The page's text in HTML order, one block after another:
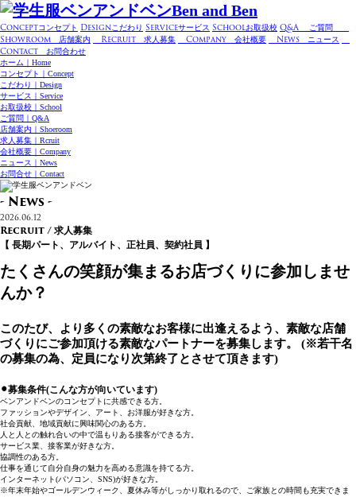
Conceptコンセプト Designこだわり Serviceサービス Schoolお取扱校 Q&A ご質問
Showroom 店舗案内 Recruit 求人募集 Company 会社概要 News ニュース
Contact お問合わせ
ホーム｜Home
コンセプト｜Concept
こだわり｜Design
サービス｜Service
お取扱校｜School
ご質問｜Q&A
店舗案内｜Shoeroom
求人募集｜Rcruit
会社概要｜Company
ニュース｜News
お問合せ｜Contact
- News -
2026.06.12
Recruit / 求人募集
【 長期パート、アルバイト、正社員、契約社員 】
たくさんの笑顔が集まるお店づくりに参加しませ
んか？
このたび、より多くの素敵なお客様に出逢えるよう、素敵な店舗
づくりにご参加頂ける素敵なパートナーを募集します。 (※若干名
の募集の為、定員になり次第終了とさせて頂きます)
⚫︎募集条件(こんな方が向いています)
ベンアンドベンのコンセプトに共感できる方。
ファッションやデザイン、アート、お洋服が好きな方。
社会貢献、地域貢献に興味関心のある方。
人と人との触れ合いの中で温もりある接客ができる方。
サービス業、接客業が好きな方。
協調性のある方。
仕事を通じて自分自身の魅力を高める意識を持てる方。
インターネット(パソコン、SNS)が好きな方。
※年末年始やゴールデンウィーク、夏休み等がしっかり取れるので、ご家族との時間も充実できま